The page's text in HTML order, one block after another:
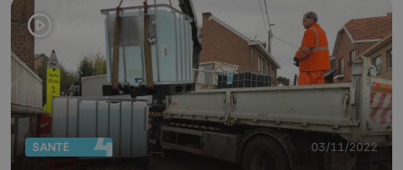
SANTÉ 03/11/2022